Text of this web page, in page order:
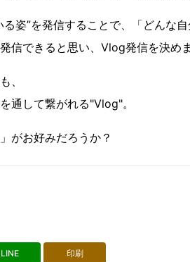
姿”を発信することで、「どんな
信できると思い、Vlog発信を決め
、
通して繋がれる"Vlog"。
がお好みだろうか？
LINE 印刷